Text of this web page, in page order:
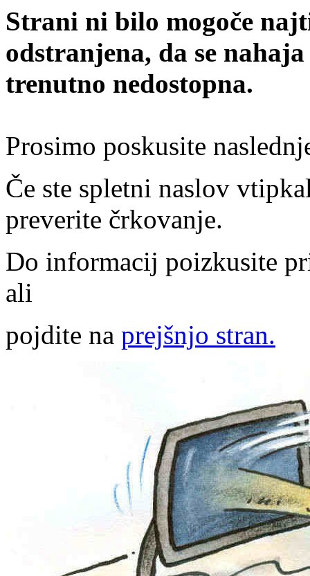
Strani ni bilo mogoče
odstranjena, da se
trenutno nedostopna.
Prosimo poskusite
Če ste spletni naslov
preverite črkovanje.
Do informacij poizkusite
ali
pojdite na prejšnjo stran.